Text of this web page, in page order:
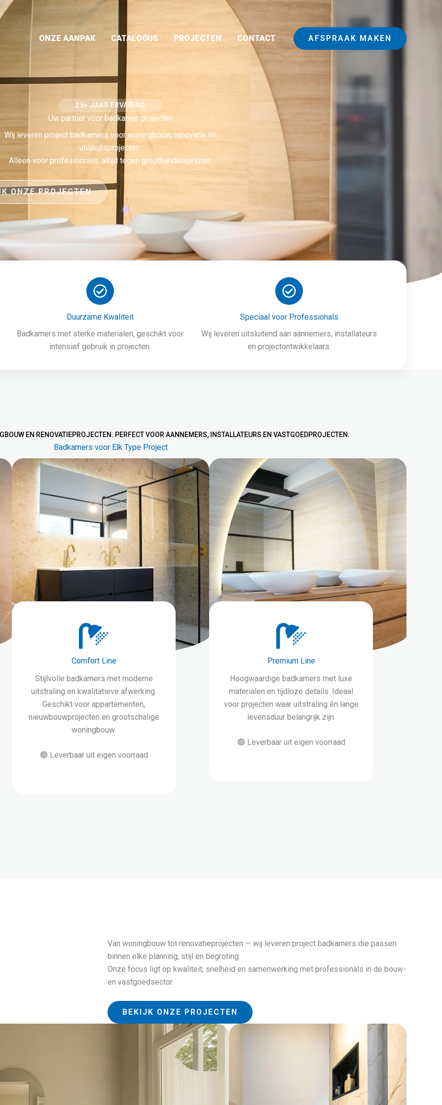
ONZE AANPAK CATALOGUS PROJECTEN CONTACT AFSPRAAK MAKEN
25+ JAAR ERVARING
Uw partner voor badkamer projecten
Wij leveren project badkamers voor woningbouw, renovatie en
utiliteitsprojecten.
Alleen voor professionals, altijd tegen groothandelsprijzen.
ONZE PROJECTEN
Duurzame Kwaliteit
Badkamers met sterke materialen, geschikt voor
intensief gebruik in projecten.
Speciaal voor Professionals
Wij leveren uitsluitend aan aannemers, installateurs
en projectontwikkelaars.
EN RENOVATIEPROJECTEN. PERFECT VOOR AANNEMERS, INSTALLATEURS EN VASTGOEDPROJECTEN.
Badkamers voor Elk Type Project
Comfort Line
Stijlvolle badkamers met moderne
uitstraling en kwalitatieve afwerking.
Geschikt voor appartementen,
nieuwbouwprojecten en grootschalige
woningbouw.
🟢 Leverbaar uit eigen voorraad
Premium Line
Hoogwaardige badkamers met luxe
materialen en tijdloze details. Ideaal
voor projecten waar uitstraling én lange
levensduur belangrijk zijn.
🟢 Leverbaar uit eigen voorraad
Van woningbouw tot renovatieprojecten — wij leveren project badkamers die passen
binnen elke planning, stijl en begroting.
Onze focus ligt op kwaliteit, snelheid en samenwerking met professionals in de bouw-
en vastgoedsector.
BEKIJK ONZE PROJECTEN